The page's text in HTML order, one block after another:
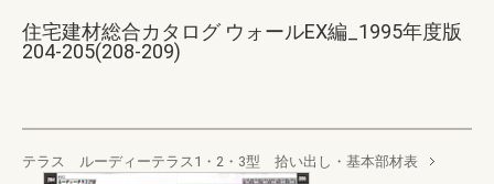
住宅建材総合カタログ ウォールEX編_1995年度版
204-205(208-209)
テラス ルーディーテラス1・2・3型 拾い出し・基本部材表